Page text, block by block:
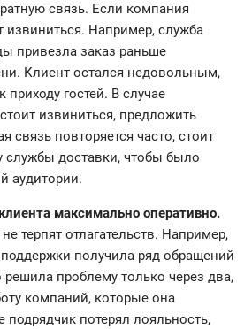
связь. Если компания
извиниться. Например, служба
привезла заказ раньше
Клиент остался недовольным,
гостей. В случае
извиниться, предложить
связь повторяется часто, стоит
службы доставки, чтобы было
аудитории.
максимально оперативно.
терпят отлагательств. Например,
получила ряд обращений
проблему только через два,
компаний, которые она
подрядчик потерял лояльность,